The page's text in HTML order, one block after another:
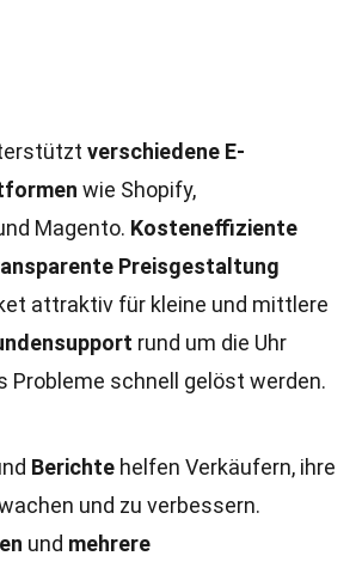
verschiedene E-
wie Shopify,
Magento. Kosteneffiziente
Preisgestaltung
attraktiv für kleine und mittlere
rund um die Uhr
Probleme schnell gelöst werden.
Berichte helfen Verkäufern, ihre
und zu verbessern.
und mehrere